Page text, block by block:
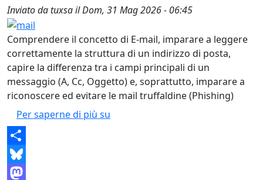
Inviato datuxsailDom, 31 Mag 2026 - 06:45
Comprendere il concetto di E-mail, imparare a leggere
correttamente la struttura di un indirizzo di posta,
capire la differenza tra i campi principali di un
messaggio (A, Cc, Oggetto) e, soprattutto, imparare a
riconoscere ed evitare le mail truffaldine (Phishing)
Per saperne di più su
Share
Bluesky